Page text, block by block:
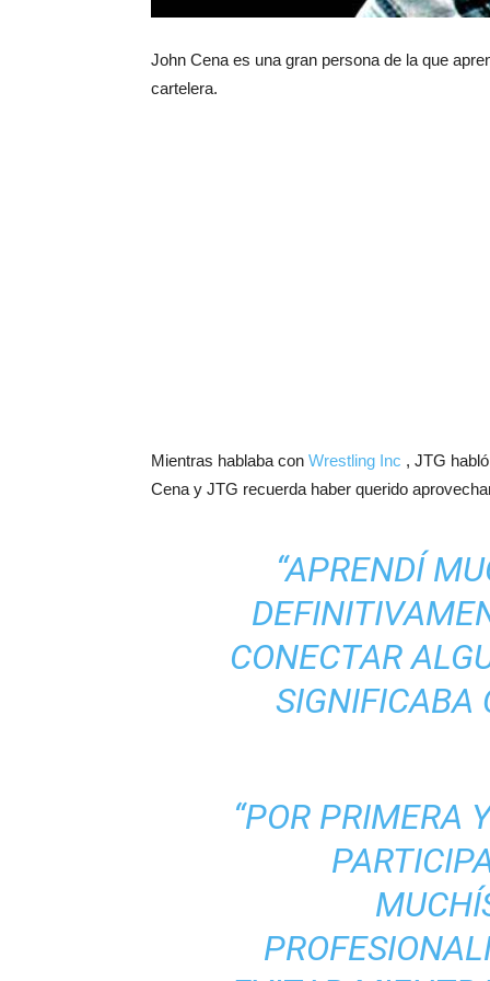
John Cena es una gran persona de la que
cartelera.
Mientras hablaba con Wrestling Inc , JTG
Cena y JTG recuerda haber querido
“APRENDÍ
CONECTAR
SIGNIFICABA
“POR PRIMERA